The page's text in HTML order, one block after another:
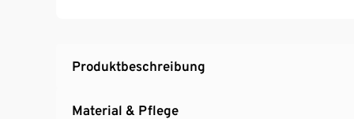
Produktbeschreibung
Material & Pflege